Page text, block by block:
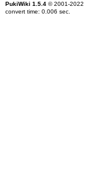
PukiWiki 1.5.4© 2001-2022
convert time: 0.006 sec.